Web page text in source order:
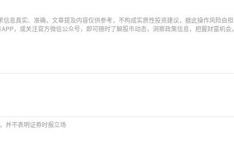
信息真实、准确，文章提及内容仅供参考，不构成实质性投资建议，据此操作风险自担
APP，或关注官方微信公众号，即可随时了解股市动态，洞察政策信息，把握财富机会。
并不表明证券时报立场